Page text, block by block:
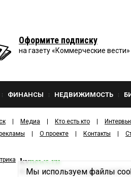
Оформите подписку
на газету «Коммерческие вести»
ФИНАНСЫ НЕДВИЖИМОСТЬ
Медиа Кто есть кто
О проекте Контакты
kvnews.ru
2001—2026ООО ИЗДАТЕЛЬСКИЙ
Мы используем файлы